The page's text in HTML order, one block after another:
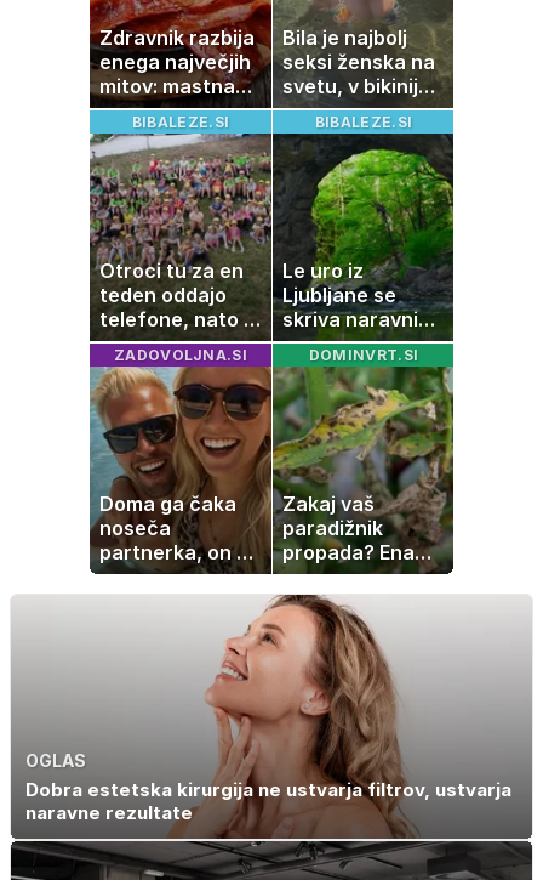
Zdravnik razbija
enega največjih
mitov: mastna
jetra ne
nastanejo zaradi
slanine, temveč
zaradi živila, ki
ga imamo vsi
radi
Bila je najbolj
seksi ženska na
svetu, v bikiniju
znova navdušila
BIBALEZE.SI
Otroci tu za en
teden oddajo
telefone, nato pa
se zgodi nekaj
nepričakovanega
BIBALEZE.SI
Le uro iz
Ljubljane se
skriva naravni
čudež, ki je kot
ustvarjen za
družinski izlet
ZADOVOLJNA.SI
Doma ga čaka
noseča
partnerka, on pa
dopustuje z
drugo
DOMINVRT.SI
Zakaj vaš
paradižnik
propada? Ena
napaka lahko
uniči rastline –
tako jih rešite
OGLAS
Dobra estetska kirurgija ne ustvarja filtrov, ustvarja
naravne rezultate